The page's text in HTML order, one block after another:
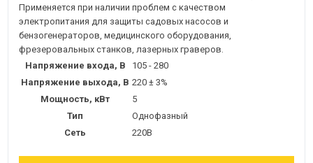
Применяется при наличии проблем с качеством
электропитания для защиты садовых насосов и
бензогенераторов, медицинского оборудования,
фрезеровальных станков, лазерных граверов.
Напряжение входа, В
105 - 280
Напряжение выхода, В 220 ± 3%
Мощность, кВт
5
Тип
Однофазный
Сеть
220В